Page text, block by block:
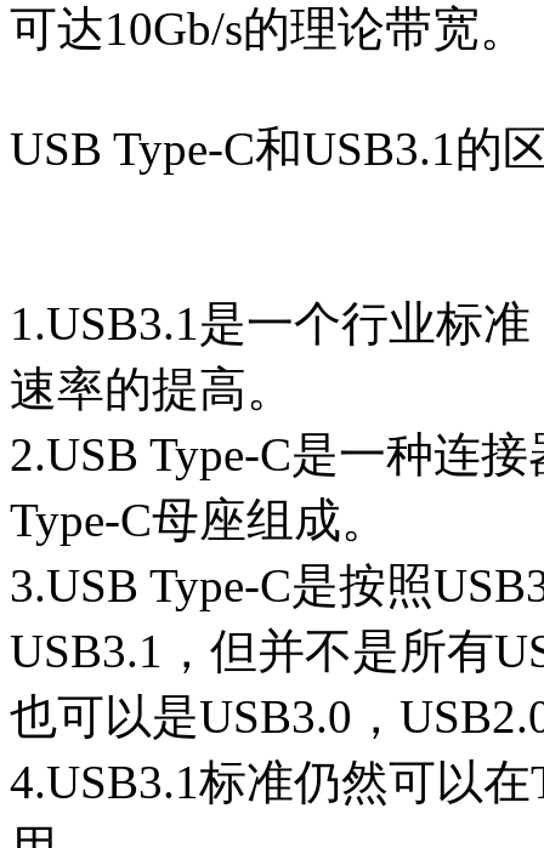
可达10Gb/s的理论带宽。
USB Type-C和USB3.1的
1.USB3.1是一个行业标
速率的提高。
2.USB Type-C是一种连
Type-C母座组成。
3.USB Type-C是按照
USB3.1，但并不是所有
也可以是USB3.0，
4.USB3.1标准仍然可以